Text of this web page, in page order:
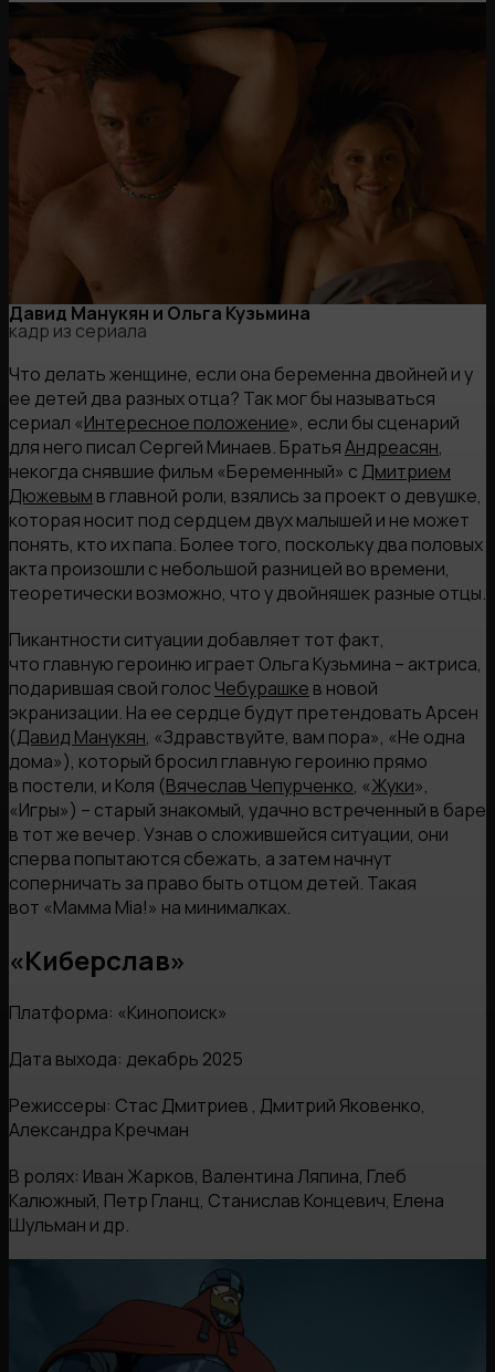
Давид Манукян и Ольга Кузьмина
кадр из сериала
Что делать женщине, если она беременна двойней и у
ее детей два разных отца? Так мог бы называться
сериал «Интересное положение», если бы сценарий
для него писал Сергей Минаев. БратьяАндреасян,
некогда снявшие фильм «Беременный» с Дмитрием
Дюжевым в главной роли, взялись за проект о девушке,
которая носит под сердцем двух малышей и не может
понять, кто их папа. Более того, поскольку два половых
акта произошли с небольшой разницей во времени,
теоретически возможно, что у двойняшек разные отцы.
Пикантности ситуации добавляет тот факт,
что главную героиню играет Ольга Кузьмина – актриса,
подарившая свой голос Чебурашке в новой
экранизации. На ее сердце будут претендовать Арсен
(Давид Манукян, «Здравствуйте, вам пора», «Не одна
дома»), который бросил главную героиню прямо
в постели, и Коля (Вячеслав Чепурченко, «Жуки»,
«Игры») – старый знакомый, удачно встреченный в баре
в тот же вечер. Узнав о сложившейся ситуации, они
сперва попытаются сбежать, а затем начнут
соперничать за право быть отцом детей. Такая
вот «Мамма Mia!» на минималках.
«Киберслав»
Платформа: «Кинопоиск»
Дата выхода: декабрь 2025
Режиссеры: Стас Дмитриев , Дмитрий Яковенко,
Александра Кречман
В ролях: Иван Жарков, Валентина Ляпина, Глеб
Калюжный, Петр Гланц, Станислав Концевич, Елена
Шульман и др.